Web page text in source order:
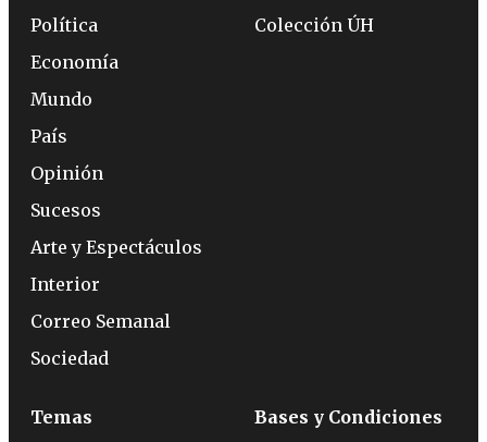
Política
Economía
Mundo
País
Opinión
Sucesos
Arte y Espectáculos
Interior
Correo Semanal
Sociedad
Colección ÚH
Temas Bases y Condiciones